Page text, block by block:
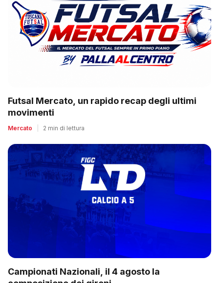
Futsal Mercato, un rapido recap degli ultimi
movimenti
Mercato 2 min di lettura
Campionati Nazionali, il 4 agosto la